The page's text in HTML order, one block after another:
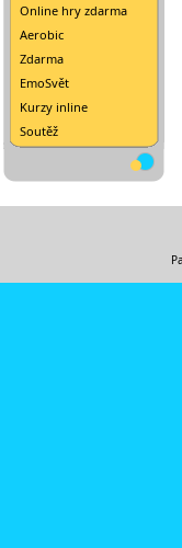
Online hry zdarma
Aerobic
Zdarma
EmoSvět
Kurzy inline
Soutěž